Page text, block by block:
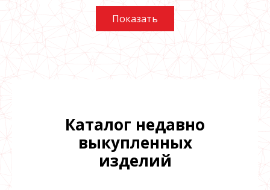
Показать
Каталог недавно
выкупленных
изделий